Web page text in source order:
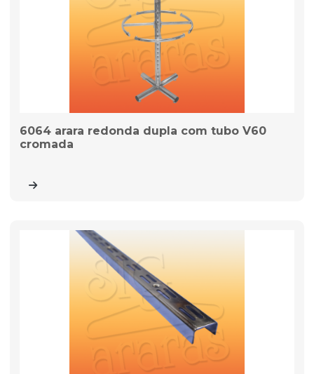
6064 arara redonda dupla com tubo V60
cromada